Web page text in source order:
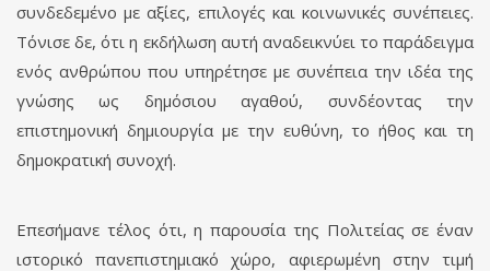
συνδεδεμένο με αξίες, επιλογές και κοινωνικές συνέπειες.
Τόνισε δε, ότι η εκδήλωση αυτή αναδεικνύει το παράδειγμα
ενός ανθρώπου που υπηρέτησε με συνέπεια την ιδέα της
γνώσης ως δημόσιου αγαθού, συνδέοντας την
επιστημονική δημιουργία με την ευθύνη, το ήθος και τη
δημοκρατική συνοχή.
Επεσήμανε τέλος ότι, η παρουσία της Πολιτείας σε έναν
ιστορικό πανεπιστημιακό χώρο, αφιερωμένη στην τιμή